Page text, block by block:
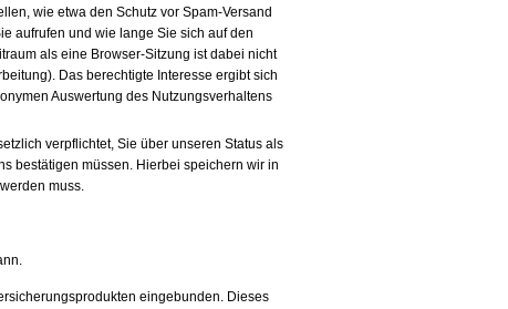
wie etwa den Schutz vor Spam-Versand
aufrufen und wie lange Sie sich auf den
als eine Browser-Sitzung ist dabei nicht
Das berechtigte Interesse ergibt sich
Auswertung des Nutzungsverhaltens
verpflichtet, Sie über unseren Status als
bestätigen müssen. Hierbei speichern wir in
muss.
eingebunden. Dieses